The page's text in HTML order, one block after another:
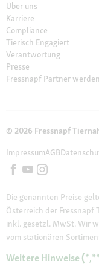
Über uns
Karriere
Compliance
Tierisch Engagiert
Verantwortung
Presse
Fressnapf Partner werden
© 2026 Fressnapf
ImpressumAGB
Die genannten Preise
Österreich der Fressnapf
inkl. gesetzl. MwSt. Wir
vom stationären
Weitere Hinweise